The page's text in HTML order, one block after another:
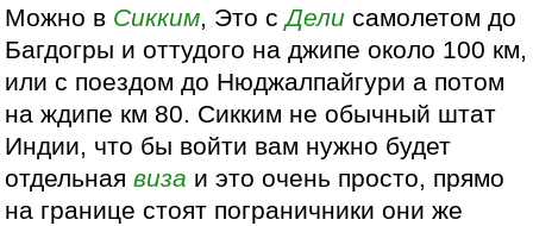
Можно в Сикким, Это сДели самолетом до
Багдогры и оттудого на джипе около 100 км,
или с поездом до Нюджалпайгури а потом
на ждипе км 80. Сикким не обычный штат
Индии, что бы войти вам нужно будет
отдельнаявиза и это очень просто, прямо
на границе стоят пограничники они же